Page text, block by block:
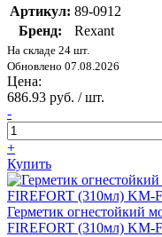
Артикул: 89-0912
Бренд:
Rexant
На складе 24 шт.
Обновлено 07.08.2026
Цена:
686.93 руб. / шт.
-
+
Купить
Герметик огнестойкий
FIREFORT (310мл) KM-